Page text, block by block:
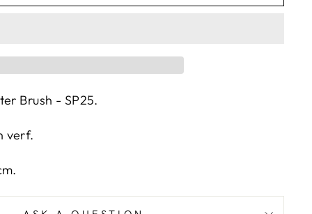
Brush - SP25.
verf.